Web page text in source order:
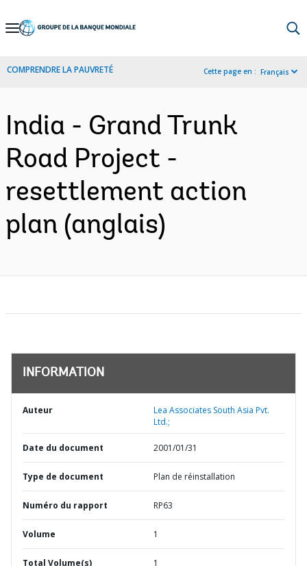
Skip
Navigation
COMPRENDRE LA PAUVRETÉ Cette page en : Français
India - Grand Trunk
Road Project -
resettlement action
plan (anglais)
INFORMATION
Auteur
Lea Associates South Asia Pvt.
Ltd.;
Date du document 2001/01/31
Type de document Plan de réinstallation
Numéro du rapport RP63
Volume 1
Total Volume(s) 1